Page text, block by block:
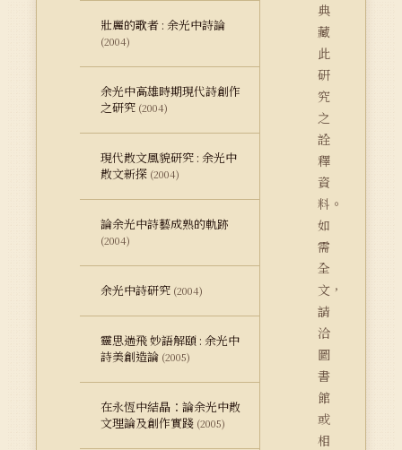
壯麗的歌者 : 余光中詩論
(2004)
余光中高雄時期現代詩創作
之研究 (2004)
現代散文風貌研究 : 余光中
散文新探 (2004)
論余光中詩藝成熟的軌跡
(2004)
余光中詩研究 (2004)
靈思遄飛 妙語解頤 : 余光中
詩美創造論 (2005)
在永恆中結晶：論余光中散
文理論及創作實踐 (2005)
典
藏
此
研
究
之
詮
釋
資
料。
如
需
全
文，
請
洽
圖
書
館
或
相